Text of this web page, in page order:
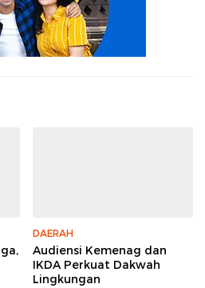
DAERAH
Audiensi Kemenag dan
IKDA Perkuat Dakwah
Lingkungan